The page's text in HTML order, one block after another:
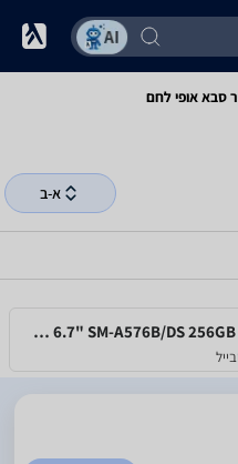
סבא ‏אופי לחם
א-ב
סמסונג גלקסי Samsung Galaxy A57 5G 6.7" SM-A576B/DS 256GB 8GB RAM